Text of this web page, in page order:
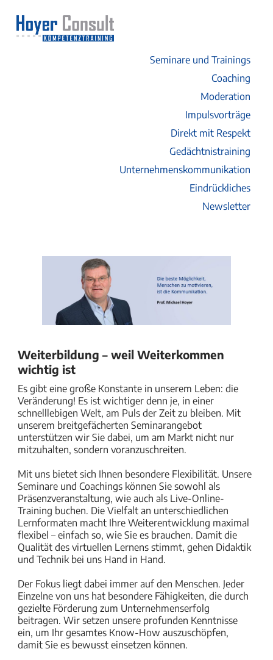
Seminare und Trainings
Coaching
Moderation
Impulsvorträge
Direkt mit Respekt
Gedächtnistraining
Unternehmenskommunikation
Eindrückliches
Newsletter
Weiterbildung – weil Weiterkommen
wichtig ist
Es gibt eine große Konstante in unserem Leben: die
Veränderung! Es ist wichtiger denn je, in einer
schnelllebigen Welt, am Puls der Zeit zu bleiben. Mit
unserem breitgefächerten Seminarangebot
unterstützen wir Sie dabei, um am Markt nicht nur
mitzuhalten, sondern voranzuschreiten.
Mit uns bietet sich Ihnen besondere Flexibilität. Unsere
Seminare und Coachings können Sie sowohl als
Präsenzveranstaltung, wie auch als Live-Online-
Training buchen. Die Vielfalt an unterschiedlichen
Lernformaten macht Ihre Weiterentwicklung maximal
flexibel – einfach so, wie Sie es brauchen. Damit die
Qualität des virtuellen Lernens stimmt, gehen Didaktik
und Technik bei uns Hand in Hand.
Der Fokus liegt dabei immer auf den Menschen. Jeder
Einzelne von uns hat besondere Fähigkeiten, die durch
gezielte Förderung zum Unternehmenserfolg
beitragen. Wir setzen unsere profunden Kenntnisse
ein, um Ihr gesamtes Know-How auszuschöpfen,
damit Sie es bewusst einsetzen können.